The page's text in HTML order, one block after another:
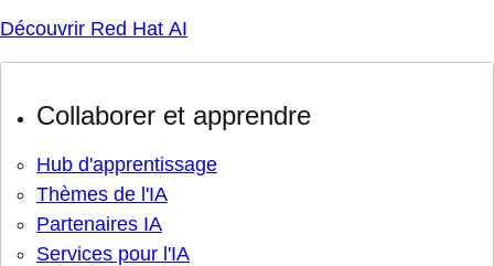
Découvrir Red Hat AI
Collaborer et apprendre
Hub d'apprentissage
Thèmes de l'IA
Partenaires IA
Services pour l'IA